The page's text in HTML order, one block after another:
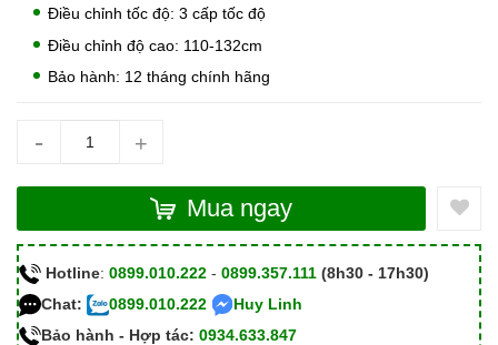
Điều chỉnh tốc độ: 3 cấp tốc độ
Điều chỉnh độ cao: 110-132cm
Bảo hành: 12 tháng chính hãng
- +
Mua ngay
Hotline: 0899.010.222 - 0899.357.111 (8h30 - 17h30)
Chat:
0899.010.222
Huy Linh
Bảo hành - Hợp tác: 0934.633.847